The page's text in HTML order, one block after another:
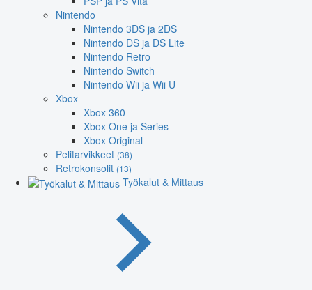
Nintendo
Nintendo 3DS ja 2DS
Nintendo DS ja DS Lite
Nintendo Retro
Nintendo Switch
Nintendo Wii ja Wii U
Xbox
Xbox 360
Xbox One ja Series
Xbox Original
Pelitarvikkeet (38)
Retrokonsolit (13)
Työkalut & Mittaus